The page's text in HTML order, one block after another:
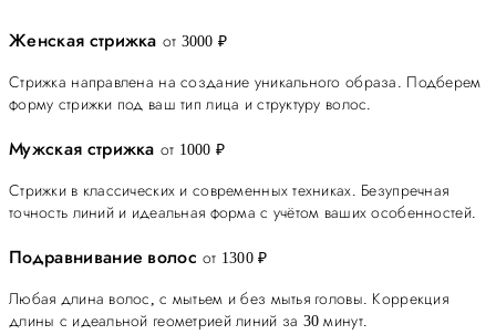
Женская стрижка от 3000 ₽
Стрижка направлена на создание уникального образа. Подберем
форму стрижки под ваш тип лица и структуру волос.
Мужская стрижка от 1000 ₽
Стрижки в классических и современных техниках. Безупречная
точность линий и идеальная форма с учётом ваших особенностей.
Подравнивание волос от 1300 ₽
Любая длина волос, с мытьем и без мытья головы. Коррекция
длины с идеальной геометрией линий за 30 минут.